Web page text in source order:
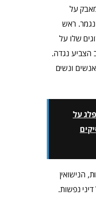
על
ראש
שלו על
הצביע נגדה.
ונשים
על
הנישואין
נפשות.